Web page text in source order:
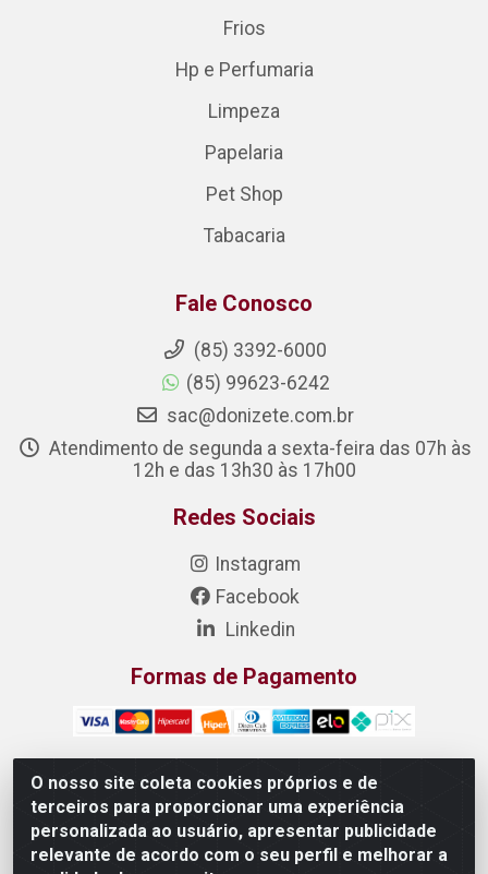
O nosso site coleta cookies próprios e de
terceiros para proporcionar uma experiência
personalizada ao usuário, apresentar publicidade
relevante de acordo com o seu perfil e melhorar a
Frios
Hp e Perfumaria
Limpeza
Papelaria
Pet Shop
Tabacaria
Fale Conosco
(85) 3392-6000
(85) 99623-6242
sac@donizete.com.br
Atendimento de segunda a sexta-feira das 07h às
12h e das 13h30 às 17h00
Redes Sociais
Instagram
Facebook
Linkedin
Formas de Pagamento
DONIZETE DISTRIBUIDORA DE ALIMENTOS S/A - Rua
Raimundo Matias, 377 - Pedras, Itaitinga/CE - CEP 61.887-
880 - CNPJ 23.577.851/0001-05